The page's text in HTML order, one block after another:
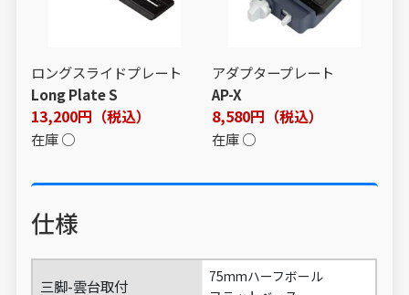
ロングスライドプレート
Long Plate S
13,200円（税込）
在庫 ○
アダプタープレート
AP-X
8,580円（税込）
在庫 ○
仕様
三脚-雲台取付
75mmハーフボール